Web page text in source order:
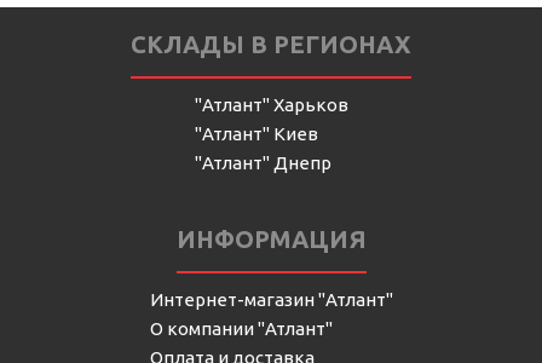
СКЛАДЫ В РЕГИОНАХ
"Атлант" Харьков
"Атлант" Киев
"Атлант" Днепр
ИНФОРМАЦИЯ
Интернет-магазин "Атлант"
О компании "Атлант"
Оплата и доставка